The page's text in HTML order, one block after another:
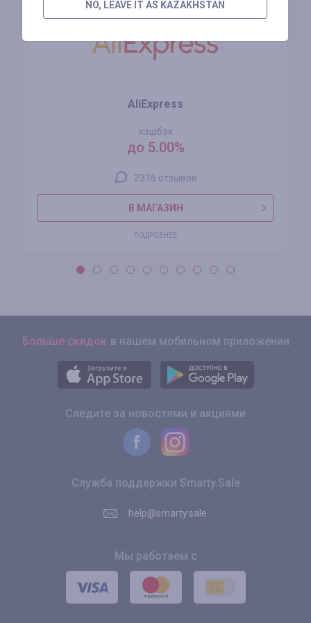
AliExpress
кэшбэк
до 5.00%
2316 отзывов
В МАГАЗИН
ПОДРОБНЕЕ
Больше скидок в нашем мобильном приложении
Следите за новостями и акциями
Служба поддержки Smarty.Sale
help@smarty.sale
Мы работаем с
NO, LEAVE IT AS KAZAKHSTAN